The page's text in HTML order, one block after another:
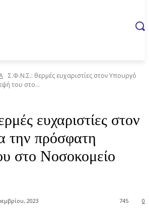
Σ.Φ.Ν.Σ.: θερμές ευχαριστίες στον Υπουργό
του στο...
ευχαριστίες στον
την πρόσφατη
στο Νοσοκομείο
2023 0
745